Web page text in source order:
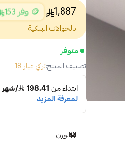
1,887 🪙 وفر 153
بالحوالات البنكية
متوفر
تصنيف المنتج:تركي عيار 18
الوزن